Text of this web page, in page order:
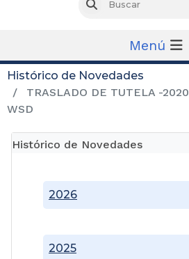
Buscar
Menú
Histórico de Novedades
TRASLADO DE TUTELA -
WSD
Histórico de Novedades
2025
2026